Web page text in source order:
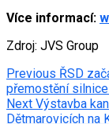
Více informací:
Zdroj: JVS Group
Post
navigation
Previous ŘSD
přemostění
Next Výstavba
Dětmarovicích na